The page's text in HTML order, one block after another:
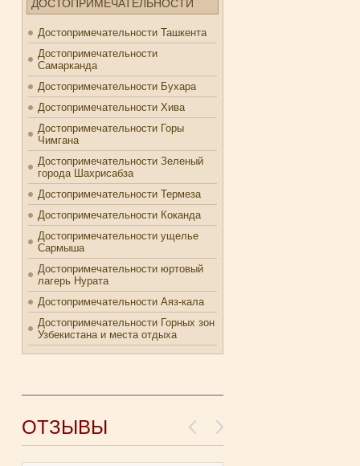
ДОСТОПРИМЕЧАТЕЛЬНОСТИ
Достопримечательности Ташкента
Достопримечательности
Самарканда
Достопримечательности Бухара
Достопримечательности Хива
Достопримечательности Горы
Чимгана
Достопримечательности Зеленый
города Шахрисабза
Достопримечательности Термеза
Достопримечательности Коканда
Достопримечательности ущелье
Сармыша
Достопримечательности юртовый
лагерь Нурата
Достопримечательности Аяз-кала
Достопримечательности Горных зон
Узбекистана и места отдыха
ОТЗЫВЫ